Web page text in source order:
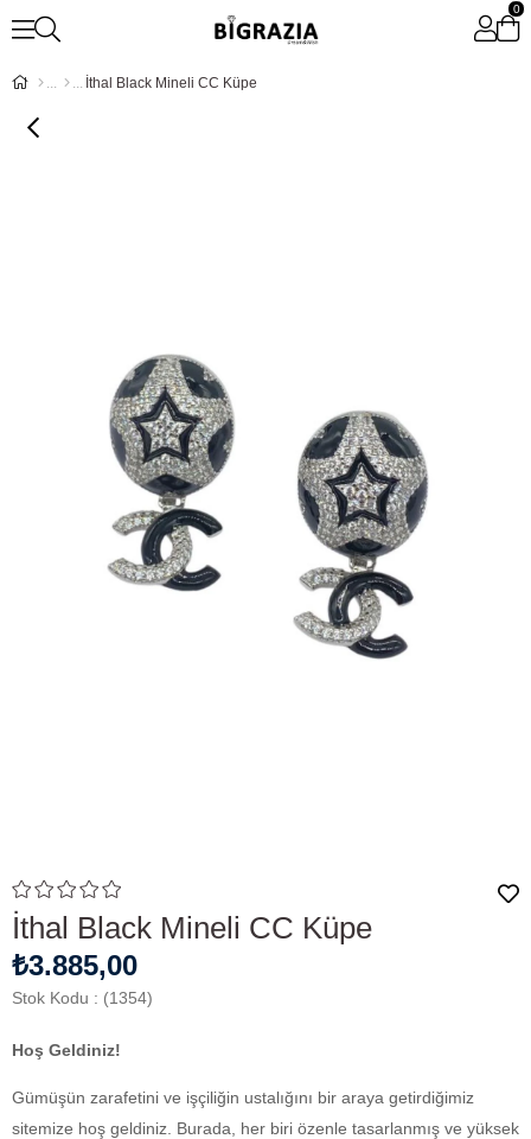
0
İthal Black Mineli CC Küpe
İthal Black Mineli CC Küpe
₺3.885,00
Stok Kodu (1354)
Hoş Geldiniz!
Gümüşün zarafetini ve işçiliğin ustalığını bir araya getirdiğimiz
sitemize hoş geldiniz. Burada, her biri özenle tasarlanmış ve yüksek